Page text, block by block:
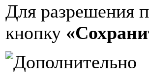
Для разрешения
кнопку